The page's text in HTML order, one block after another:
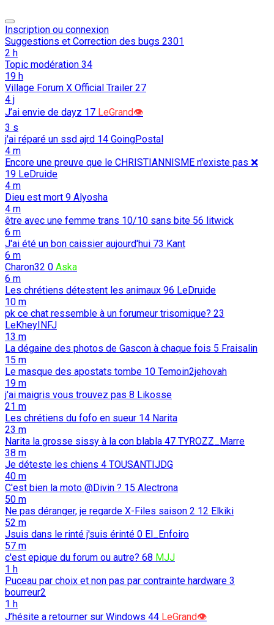
Inscription ou connexion
Suggestions et Correction des bugs 2301
2 h
Topic modération 34
19 h
Village Forum X Official Trailer 27
4 j
J’ai envie de dayz 17 LeGrand👁️
3 s
j'ai réparé un ssd ajrd 14 GoingPostal
4 m
Encore une preuve que le CHRISTIANNISME n'existe pas ❌️
19 LeDruide
4 m
Dieu est mort 9 Alyosha
4 m
être avec une femme trans 10/10 sans bite 56 litwick
6 m
J'ai été un bon caissier aujourd'hui 73 Kant
6 m
Charon32 0 Aska
6 m
Les chrétiens détestent les animaux 96 LeDruide
10 m
pk ce chat ressemble à un forumeur trisomique? 23
LeKheyINFJ
13 m
La dégaine des photos de Gascon à chaque fois 5 Fraisalin
15 m
Le masque des apostats tombe 10 Temoin2jehovah
19 m
j'ai maigris vous trouvez pas 8 Likosse
21 m
Les chrétiens du fofo en sueur 14 Narita
23 m
Narita la grosse sissy à la con blabla 47 TYROZZ_Marre
38 m
Je déteste les chiens 4 TOUSANTIJDG
40 m
C'est bien la moto @Divin ? 15 Alectrona
50 m
Ne pas déranger, je regarde X-Files saison 2 12 Elkiki
52 m
Jsuis dans le rinté j'suis érinté 0 El_Enfoiro
57 m
c'est epique du forum ou autre? 68 MJJ
1 h
Puceau par choix et non pas par contrainte hardware 3
bourreur2
1 h
J’hésite a retourner sur Windows 44 LeGrand👁️